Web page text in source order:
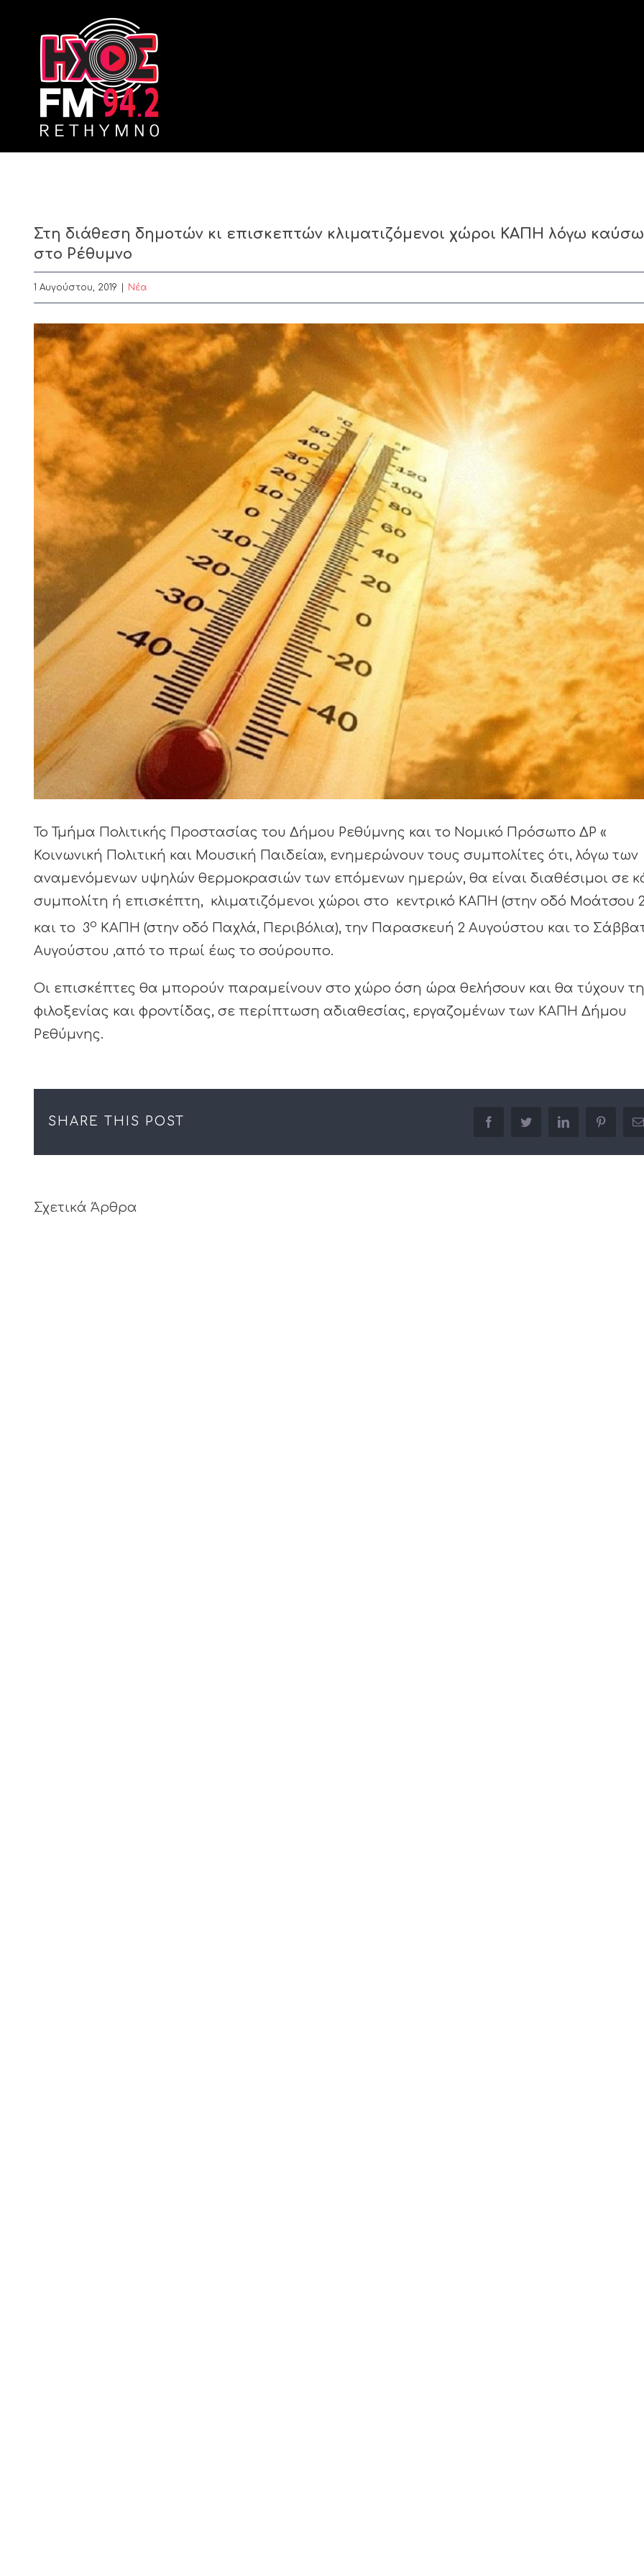
Στη διάθεση δημοτών κι επισκεπτών κλιματιζόμενοι χώροι ΚΑΠΗ λόγω
στο Ρέθυμνο
1 Αυγούστου, 2019 Nέα
View
Larger
Image
Το Τμήμα Πολιτικής Προστασίας του Δήμου Ρεθύμνης και το Νομικό Πρόσωπο ΔΡ «
Κοινωνική Πολιτική και Μουσική Παιδεία», ενημερώνουν τους συμπολίτες ότι, λόγω των
αναμενόμενων υψηλών θερμοκρασιών των επόμενων ημερών, θα είναι διαθέσιμοι σε
συμπολίτη ή επισκέπτη, κλιματιζόμενοι χώροι στο κεντρικό ΚΑΠΗ (στην οδό Μοάτσου
και το 3ο ΚΑΠΗ (στην οδό Παχλά, Περιβόλια), την Παρασκευή 2 Αυγούστου και το
Αυγούστου ,από το πρωί έως το σούρουπο.
Οι επισκέπτες θα μπορούν παραμείνουν στο χώρο όση ώρα θελήσουν και θα τύχουν
φιλοξενίας και φροντίδας, σε περίπτωση αδιαθεσίας, εργαζομένων των ΚΑΠΗ Δήμου
Ρεθύμνης.
SHARE THIS POST facebooktwitter linkedin pinterest
Σχετικά Άρθρα